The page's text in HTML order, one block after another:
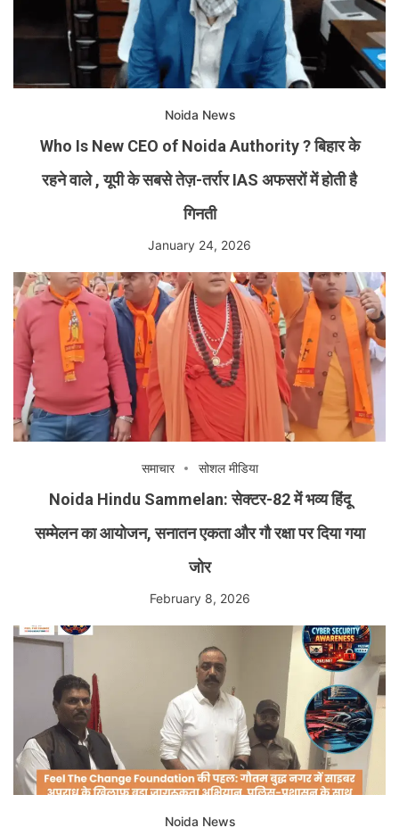
Noida News
Who Is New CEO of Noida Authority ? बिहार के
रहने वाले , यूपी के सबसे तेज़-तर्रार IAS अफसरों में होती है
गिनती
January 24, 2026
समाचार सोशल मीडिया
Noida Hindu Sammelan: सेक्टर-82 में भव्य हिंदू
सम्मेलन का आयोजन, सनातन एकता और गौ रक्षा पर दिया गया
जोर
February 8, 2026
Noida News